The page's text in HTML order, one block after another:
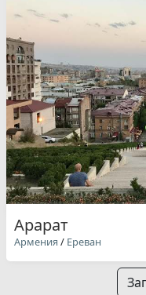
Арарат
Армения / Ереван